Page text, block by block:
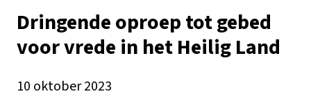
Dringende oproep tot gebed
voor vrede in het Heilig Land
10 oktober 2023